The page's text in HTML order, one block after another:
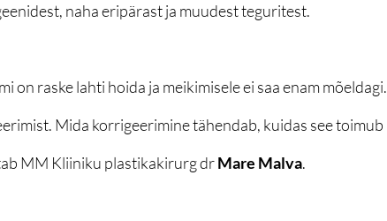
naha eripärast ja muudest teguritest.
on raske lahti hoida ja meikimisele ei saa enam mõeldagi.
Mida korrigeerimine tähendab, kuidas see toimub
MM Kliiniku plastikakirurg dr Mare Malva.